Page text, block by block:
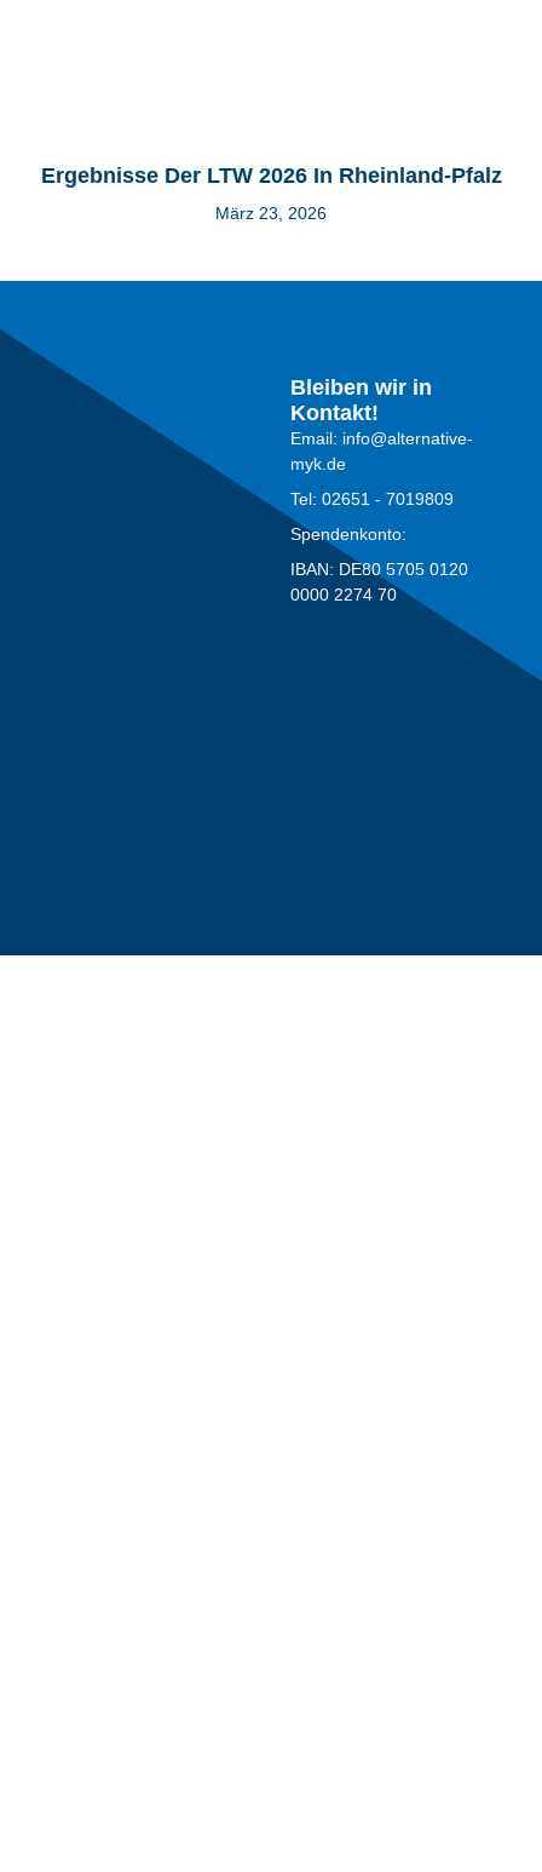
Ergebnisse Der LTW 2026 In Rheinland-Pfalz
März 23, 2026
Bleiben wir in
Kontakt!
Email: info@alternative-
myk.de
Tel: 02651 - 7019809
Spendenkonto:
IBAN: DE80 5705 0120
0000 2274 70